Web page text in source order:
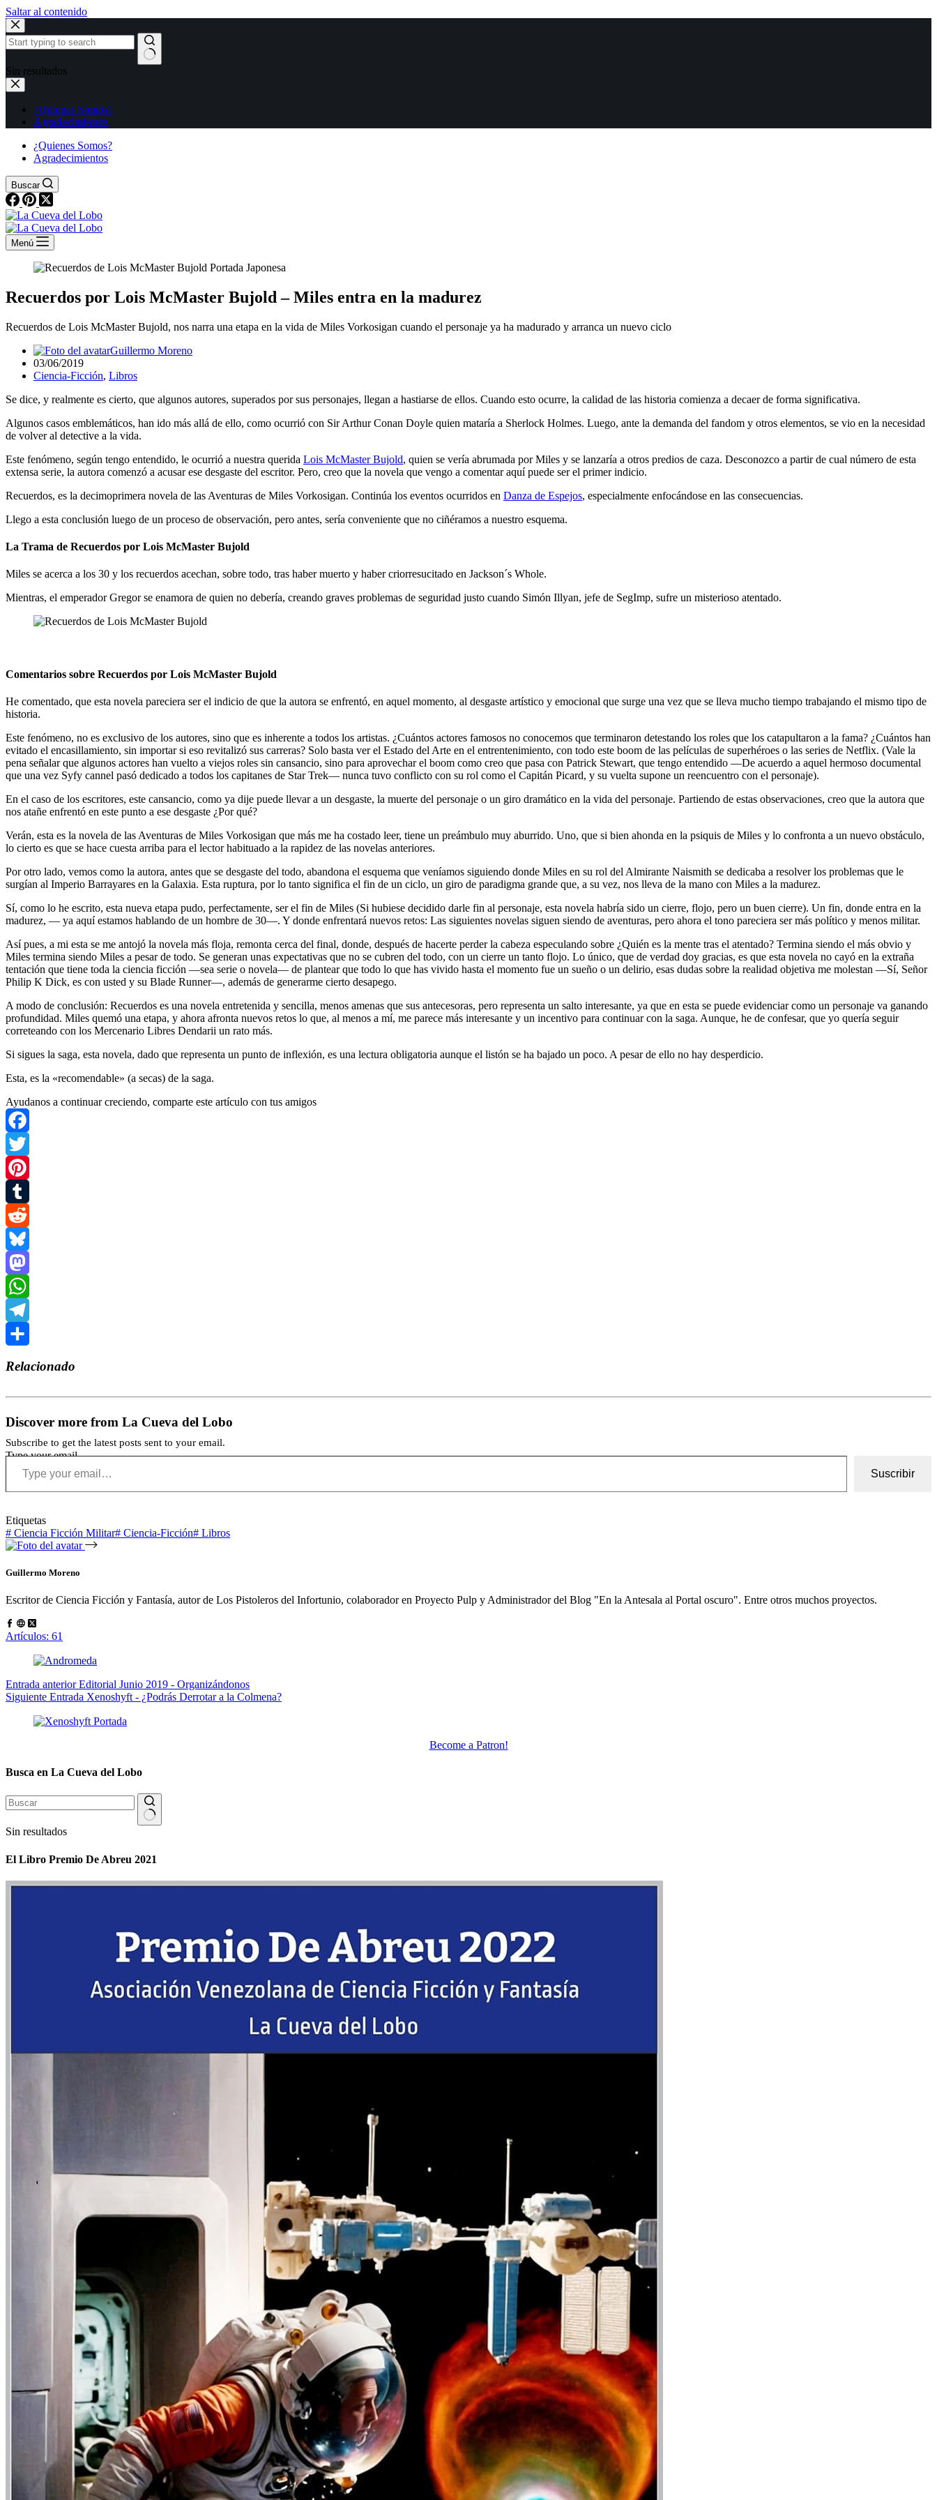
Saltar al contenido
Sin resultados
¿Quienes Somos?
Agradecimientos
¿Quienes Somos?
Agradecimientos
Buscar
Menú
Recuerdos por Lois McMaster Bujold – Miles entra en la madurez
Recuerdos de Lois McMaster Bujold, nos narra una etapa en la vida de Miles Vorkosigan cuando el personaje ya ha madurado y arranca un nuevo ciclo
Guillermo Moreno
03/06/2019
Ciencia-Ficción, Libros
Se dice, y realmente es cierto, que algunos autores, superados por sus personajes, llegan a hastiarse de ellos. Cuando esto ocurre, la calidad de las historia comienza a decaer de forma significativa.
Algunos casos emblemáticos, han ido más allá de ello, como ocurrió con Sir Arthur Conan Doyle quien mataría a Sherlock Holmes. Luego, ante la demanda del fandom y otros elementos, se vio en la necesidad
de volver al detective a la vida.
Este fenómeno, según tengo entendido, le ocurrió a nuestra querida Lois McMaster Bujold, quien se vería abrumada por Miles y se lanzaría a otros predios de caza. Desconozco a partir de cual número de esta
extensa serie, la autora comenzó a acusar ese desgaste del escritor. Pero, creo que la novela que vengo a comentar aquí puede ser el primer indicio.
Recuerdos, es la decimoprimera novela de las Aventuras de Miles Vorkosigan. Continúa los eventos ocurridos en Danza de Espejos, especialmente enfocándose en las consecuencias.
Llego a esta conclusión luego de un proceso de observación, pero antes, sería conveniente que no ciñéramos a nuestro esquema.
La Trama de Recuerdos por Lois McMaster Bujold
Miles se acerca a los 30 y los recuerdos acechan, sobre todo, tras haber muerto y haber criorresucitado en Jackson´s Whole.
Mientras, el emperador Gregor se enamora de quien no debería, creando graves problemas de seguridad justo cuando Simón Illyan, jefe de SegImp, sufre un misterioso atentado.
Comentarios sobre Recuerdos por Lois McMaster Bujold
He comentado, que esta novela pareciera ser el indicio de que la autora se enfrentó, en aquel momento, al desgaste artístico y emocional que surge una vez que se lleva mucho tiempo trabajando el mismo tipo de
historia.
Este fenómeno, no es exclusivo de los autores, sino que es inherente a todos los artistas. ¿Cuántos actores famosos no conocemos que terminaron detestando los roles que los catapultaron a la fama? ¿Cuántos han
evitado el encasillamiento, sin importar si eso revitalizó sus carreras? Solo basta ver el Estado del Arte en el entrentenimiento, con todo este boom de las películas de superhéroes o las series de Netflix. (Vale la
pena señalar que algunos actores han vuelto a viejos roles sin cansancio, sino para aprovechar el boom como creo que pasa con Patrick Stewart, que tengo entendido —De acuerdo a aquel hermoso documental
que una vez Syfy cannel pasó dedicado a todos los capitanes de Star Trek— nunca tuvo conflicto con su rol como el Capitán Picard, y su vuelta supone un reencuentro con el personaje).
En el caso de los escritores, este cansancio, como ya dije puede llevar a un desgaste, la muerte del personaje o un giro dramático en la vida del personaje. Partiendo de estas observaciones, creo que la autora que
nos atañe enfrentó en este punto a ese desgaste ¿Por qué?
Verán, esta es la novela de las Aventuras de Miles Vorkosigan que más me ha costado leer, tiene un preámbulo muy aburrido. Uno, que si bien ahonda en la psiquis de Miles y lo confronta a un nuevo obstáculo,
lo cierto es que se hace cuesta arriba para el lector habituado a la rapidez de las novelas anteriores.
Por otro lado, vemos como la autora, antes que se desgaste del todo, abandona el esquema que veníamos siguiendo donde Miles en su rol del Almirante Naismith se dedicaba a resolver los problemas que le
surgían al Imperio Barrayares en la Galaxia. Esta ruptura, por lo tanto significa el fin de un ciclo, un giro de paradigma grande que, a su vez, nos lleva de la mano con Miles a la madurez.
Sí, como lo he escrito, esta nueva etapa pudo, perfectamente, ser el fin de Miles (Si hubiese decidido darle fin al personaje, esta novela habría sido un cierre, flojo, pero un buen cierre). Un fin, donde entra en la
madurez, — ya aquí estamos hablando de un hombre de 30—. Y donde enfrentará nuevos retos: Las siguientes novelas siguen siendo de aventuras, pero ahora el tono pareciera ser más político y menos militar.
Así pues, a mi esta se me antojó la novela más floja, remonta cerca del final, donde, después de hacerte perder la cabeza especulando sobre ¿Quién es la mente tras el atentado? Termina siendo el más obvio y
Miles termina siendo Miles a pesar de todo. Se generan unas expectativas que no se cubren del todo, con un cierre un tanto flojo. Lo único, que de verdad doy gracias, es que esta novela no cayó en la extraña
tentación que tiene toda la ciencia ficción —sea serie o novela— de plantear que todo lo que has vivido hasta el momento fue un sueño o un delirio, esas dudas sobre la realidad objetiva me molestan —Sí, Señor
Philip K Dick, es con usted y su Blade Runner—, además de generarme cierto desapego.
A modo de conclusión: Recuerdos es una novela entretenida y sencilla, menos amenas que sus antecesoras, pero representa un salto interesante, ya que en esta se puede evidenciar como un personaje va ganando
profundidad. Miles quemó una etapa, y ahora afronta nuevos retos lo que, al menos a mí, me parece más interesante y un incentivo para continuar con la saga. Aunque, he de confesar, que yo quería seguir
correteando con los Mercenario Libres Dendarii un rato más.
Si sigues la saga, esta novela, dado que representa un punto de inflexión, es una lectura obligatoria aunque el listón se ha bajado un poco. A pesar de ello no hay desperdicio.
Esta, es la «recomendable» (a secas) de la saga.
Ayudanos a continuar creciendo, comparte este artículo con tus amigos
Facebook
Twitter
Pinterest
Tumblr
Reddit
Bluesky
Mastodon
WhatsApp
Telegram
Relacionado
Discover more from La Cueva del Lobo
Subscribe to get the latest posts sent to your email.
Type your email…
Suscribir
Etiquetas
# Ciencia Ficción Militar# Ciencia-Ficción# Libros
Guillermo Moreno
Escritor de Ciencia Ficción y Fantasía, autor de Los Pistoleros del Infortunio, colaborador en Proyecto Pulp y Administrador del Blog "En la Antesala al Portal oscuro". Entre otros muchos proyectos.
Artículos: 61
Entrada anteriorEditorial Junio 2019 - Organizándonos
Siguiente Entrada Xenoshyft - ¿Podrás Derrotar a la Colmena?
Become a Patron!
Busca en La Cueva del Lobo
Sin resultados
El Libro Premio De Abreu 2021